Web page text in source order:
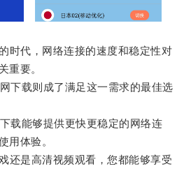
代，网络连接的速度和稳定性对
重要。
载则成了满足这一需求的最佳选
能够提供更快更稳定的网络连
用体验。
是高清视频观看，您都能够享受